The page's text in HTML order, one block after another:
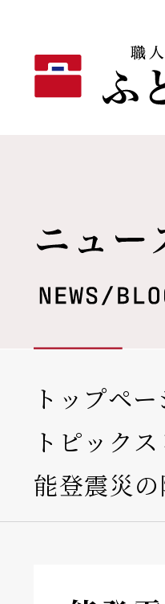
トップペー
トピックス
能登震災